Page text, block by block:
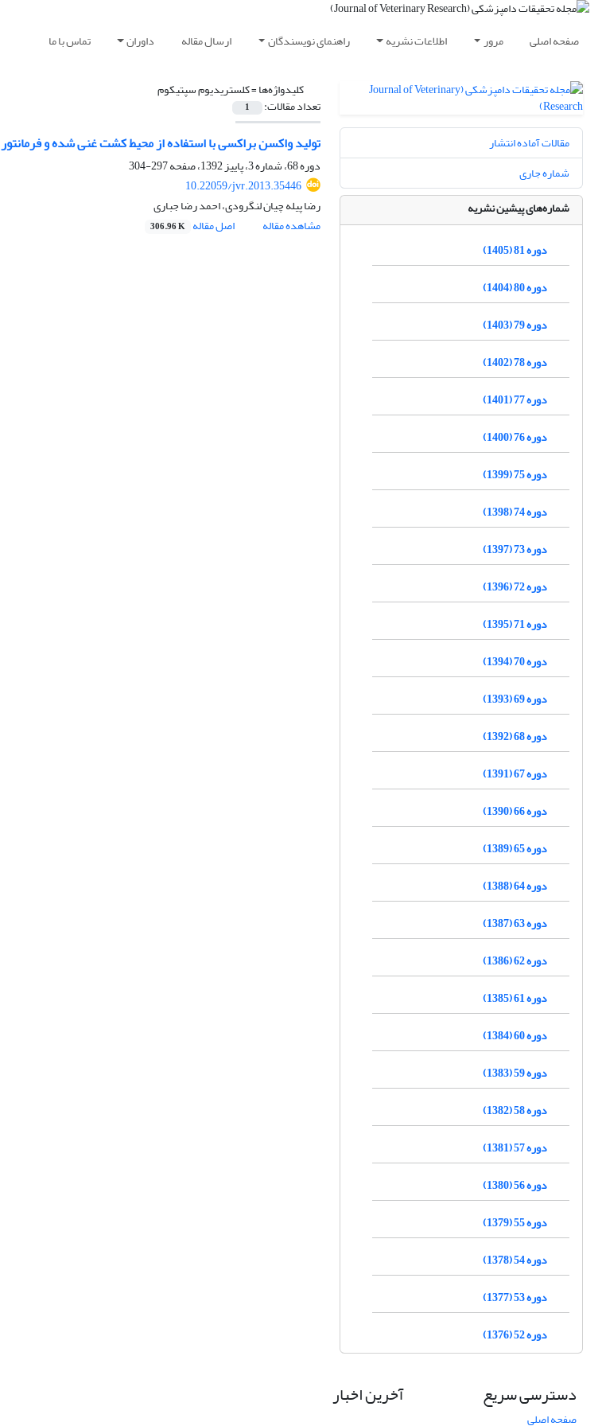
صفحه اصلی مرور اطلاعات نشریه راهنمای نویسندگان ارسال مقاله داوران تماس با ما
کلیدواژه‌ها =کلستریدیوم سپتیکوم
تعداد مقالات: 1
تولید واکسن براکسی با استفاده از محیط کشت غنی شده و فرمانتور
دوره 68، شماره 3، پاییز 1392، صفحه
297-304
10.22059/jvr.2013.35446
رضا پیله چیان لنگرودی، احمد رضا جباری
مشاهده مقاله
اصل مقاله 306.96 K
مقالات آماده انتشار
شماره جاری
شماره‌های پیشین نشریه
دوره 81 (1405)
دوره 80 (1404)
دوره 79 (1403)
دوره 78 (1402)
دوره 77 (1401)
دوره 76 (1400)
دوره 75 (1399)
دوره 74 (1398)
دوره 73 (1397)
دوره 72 (1396)
دوره 71 (1395)
دوره 70 (1394)
دوره 69 (1393)
دوره 68 (1392)
دوره 67 (1391)
دوره 66 (1390)
دوره 65 (1389)
دوره 64 (1388)
دوره 63 (1387)
دوره 62 (1386)
دوره 61 (1385)
دوره 60 (1384)
دوره 59 (1383)
دوره 58 (1382)
دوره 57 (1381)
دوره 56 (1380)
دوره 55 (1379)
دوره 54 (1378)
دوره 53 (1377)
دوره 52 (1376)
دسترسی سریع
صفحه اصلی
آخرین اخبار